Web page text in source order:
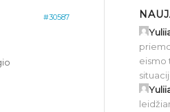
#30587
eismo